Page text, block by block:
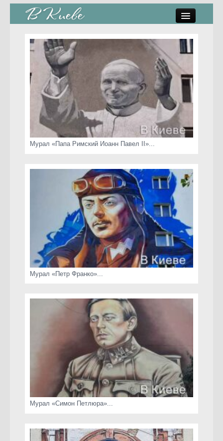
стрит-арт
коты Киева
скамейки
часы Киева
Мурал «Папа Римский Иоанн Павел II»...
Мурал «Петр Франко»...
Мурал «Симон Петлюра»...